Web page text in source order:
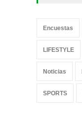
Encuestas
LIFESTYLE
Noticias
SPORTS